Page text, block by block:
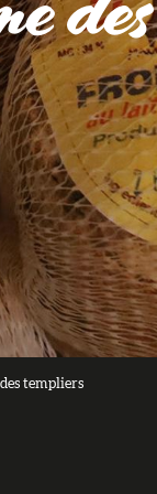
templiers